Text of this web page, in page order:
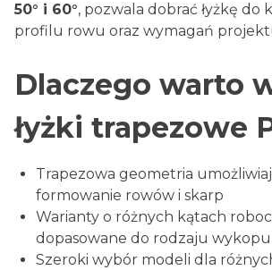
50° i 60°, pozwala dobrać łyżkę do
profilu rowu oraz wymagań
Dlaczego warto
łyżki trapezowe
Trapezowa geometria
formowanie rowów i skarp
Warianty o różnych kątach
dopasowane do rodzaju wykopu
Szeroki wybór modeli dla